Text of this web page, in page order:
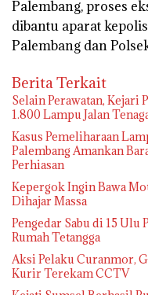
Palembang, proses
dibantu aparat
Palembang dan
Berita Terkait
Selain Perawatan, Kejari
1.800 Lampu Jalan
Kasus Pemeliharaan
Palembang Amankan
Perhiasan
Kepergok Ingin Bawa
Dihajar Massa
Pengedar Sabu di 15 Ulu
Rumah Tetangga
Aksi Pelaku Curanmor,
Kurir Terekam CCTV